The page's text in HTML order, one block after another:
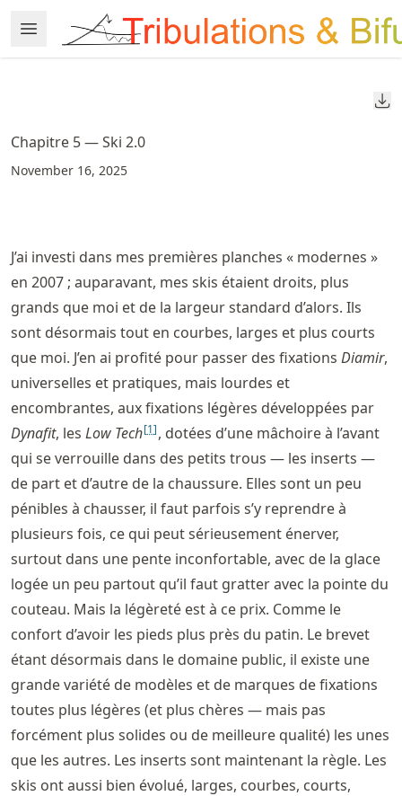
to
article
to
article
content
Open Menu
Made with MyST
Chapitre 5 — Ski 2.0
November 16, 2025
J’ai investi dans mes premières planches « modernes »
en 2007 ; auparavant, mes skis étaient droits, plus
grands que moi et de la largeur standard d’alors. Ils
sont désormais tout en courbes, larges et plus courts
que moi. J’en ai profité pour passer des fixations Diamir,
universelles et pratiques, mais lourdes et
encombrantes, aux fixations légères développées par
Dynafit, les Low Tech[1], dotées d’une mâchoire à l’avant
qui se verrouille dans des petits trous — les inserts —
de part et d’autre de la chaussure. Elles sont un peu
pénibles à chausser, il faut parfois s’y reprendre à
plusieurs fois, ce qui peut sérieusement énerver,
surtout dans une pente inconfortable, avec de la glace
logée un peu partout qu’il faut gratter avec la pointe du
couteau. Mais la légèreté est à ce prix. Comme le
confort d’avoir les pieds plus près du patin. Le brevet
étant désormais dans le domaine public, il existe une
grande variété de modèles et de marques de fixations
toutes plus légères (et plus chères — mais pas
forcément plus solides ou de meilleure qualité) les unes
que les autres. Les inserts sont maintenant la règle. Les
skis ont aussi bien évolué, larges, courbes, courts,